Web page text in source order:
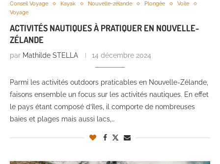
Conseil Voyage Kayak Nouvelle-zélande Plongée
Voile
Voyage
ACTIVITÉS NAUTIQUES À PRATIQUER EN NOUVELLE-
ZÉLANDE
par Mathilde STELLA 14 décembre 2024
Parmi les activités outdoors praticables en Nouvelle-Zélande,
faisons ensemble un focus sur les activités nautiques. En effet
le pays étant composé d’îles, il comporte de nombreuses
baies et plages mais aussi lacs,…